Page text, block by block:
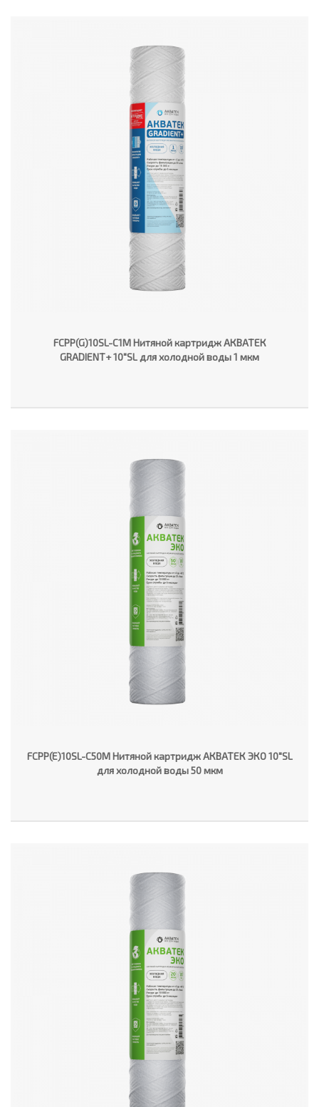
FCPP(G)10SL-C1M Нитяной картридж АКВАТЕК
GRADIENT+ 10"SL для холодной воды 1 мкм
FCPP(E)10SL-C50M Нитяной картридж АКВАТЕК ЭКО 10"SL
для холодной воды 50 мкм